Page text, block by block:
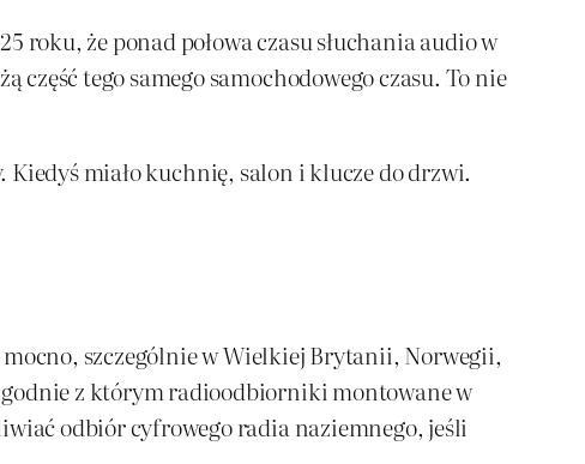
że ponad połowa czasu słuchania audio w
tego samego samochodowego czasu. To nie
miało kuchnię, salon i klucze do drzwi.
szczególnie w Wielkiej Brytanii, Norwegii,
z którym radioodbiorniki montowane w
odbiór cyfrowego radia naziemnego, jeśli